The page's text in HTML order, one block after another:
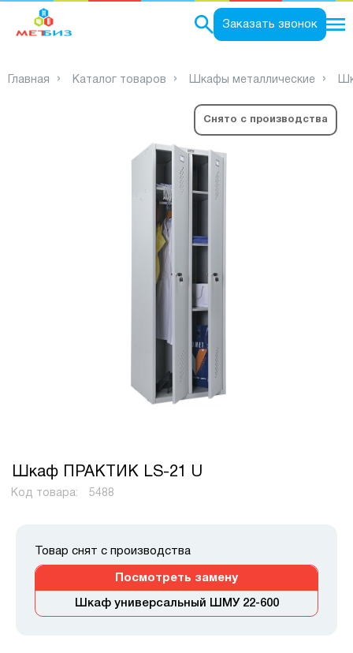
Заказать звонок
Главная Каталог товаров Шкафы металлические
Снято с производства
Шкаф ПРАКТИК LS-21 U
Код товара: 5488
Товар снят с производства
Посмотреть замену
Шкаф универсальный ШМУ 22-600